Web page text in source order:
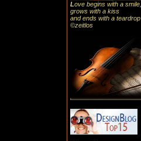
Love begins with a smile,
grows with a kiss
and ends with a teardrop
©zeitlos